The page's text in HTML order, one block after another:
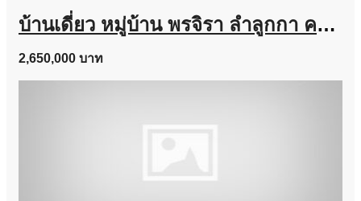
บ้านเดี่ยว หมู่บ้าน พรจิรา ลำลูกกา คลอง 7 เนื้อที่ 64 ตร.ว. ถูกสุดในโครงการ
2,650,000 บาท